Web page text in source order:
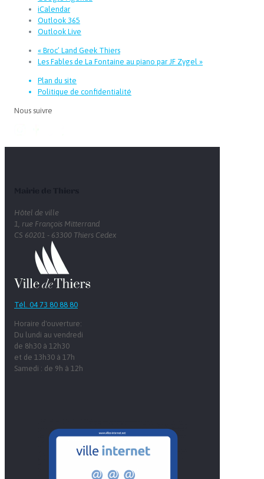
iCalendar
Outlook 365
Outlook Live
« Broc’ Land Geek Thiers
Les Fables de La Fontaine au piano par JF Zygel »
Plan du site
Politique de confidentialité
Nous suivre
Hôtel de ville
1, rue François Mitterrand
CS 60201 - 63300 Thiers Cedex
Tél. 04 73 80 88 80
Horaire d'ouverture:
Du lundi au vendredi
de 8h30 à 12h30
et de 13h30 à 17h
Samedi : de 9h à 12h